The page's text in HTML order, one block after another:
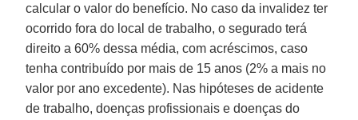
calcular o valor do benefício. No caso da invalidez ter
ocorrido fora do local de trabalho, o segurado terá
direito a 60% dessa média, com acréscimos, caso
tenha contribuído por mais de 15 anos (2% a mais no
valor por ano excedente). Nas hipóteses de acidente
de trabalho, doenças profissionais e doenças do